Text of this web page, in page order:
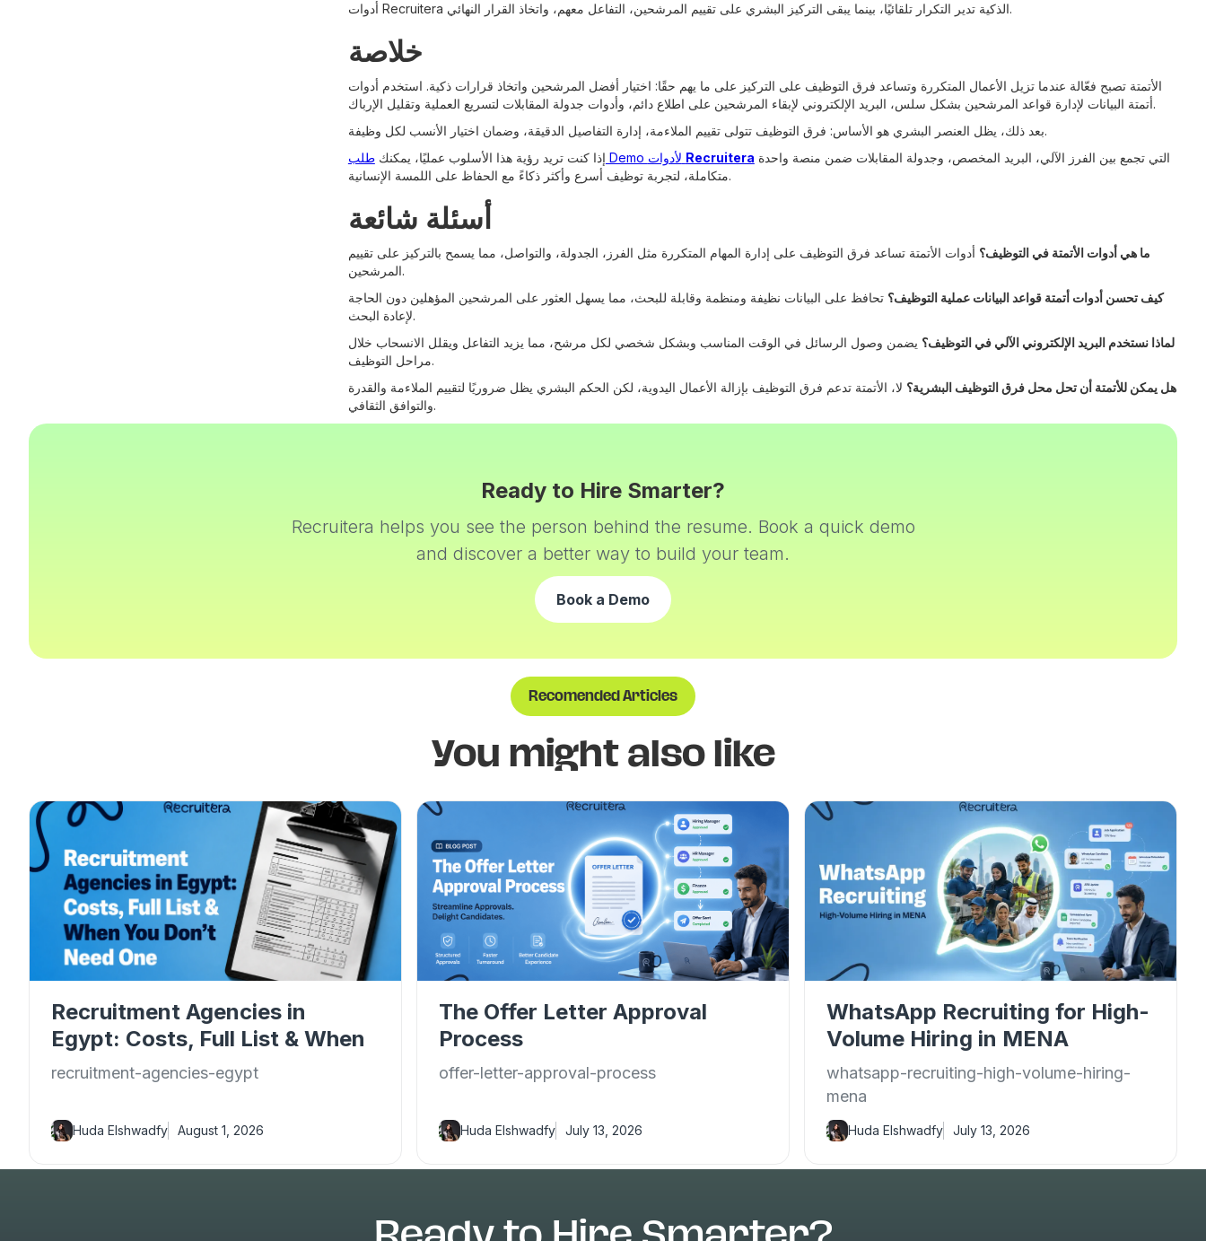
أدوات Recruitera الذكية تدير التكرار تلقائيًا، بينما يبقى التركيز البشري على تقييم المرشحين، التفاعل معهم، واتخاذ القرار النهائي.
خلاصة
الأتمتة تصبح فعّالة عندما تزيل الأعمال المتكررة وتساعد فرق التوظيف على التركيز على ما يهم حقًا: اختيار أفضل المرشحين واتخاذ قرارات ذكية. استخدم أدوات
أتمتة البيانات لإدارة قواعد المرشحين بشكل سلس، البريد الإلكتروني لإبقاء المرشحين على اطلاع دائم، وأدوات جدولة المقابلات لتسريع العملية وتقليل الإرباك.
بعد ذلك، يظل العنصر البشري هو الأساس: فرق التوظيف تتولى تقييم الملاءمة، إدارة التفاصيل الدقيقة، وضمان اختيار الأنسب لكل وظيفة.
إذا كنت تريد رؤية هذا الأسلوب عمليًا، يمكنك
Recruitera
متكاملة، لتجربة توظيف أسرع وأكثر ذكاءً مع الحفاظ على اللمسة الإنسانية.
أسئلة شائعة
ما هي أدوات الأتمتة في التوظيف؟ أدوات الأتمتة تساعد فرق التوظيف على إدارة المهام المتكررة مثل الفرز، الجدولة، والتواصل، مما يسمح بالتركيز على تقييم
المرشحين.
كيف تحسن أدوات أتمتة قواعد البيانات عملية التوظيف؟ تحافظ على البيانات نظيفة ومنظمة وقابلة للبحث، مما يسهل العثور على المرشحين المؤهلين دون الحاجة
لإعادة البحث.
لماذا نستخدم البريد الإلكتروني الآلي في التوظيف؟ يضمن وصول الرسائل في الوقت المناسب وبشكل شخصي لكل مرشح، مما يزيد التفاعل ويقلل الانسحاب خلال
مراحل التوظيف.
هل يمكن للأتمتة أن تحل محل فرق التوظيف البشرية؟ لا، الأتمتة تدعم فرق التوظيف بإزالة الأعمال اليدوية، لكن الحكم البشري يظل ضروريًا لتقييم الملاءمة والقدرة
والتوافق الثقافي.
Ready to Hire Smarter?
Recruitera helps you see the person behind the resume. Book a quick demo
and discover a better way to build your team.
Book a Demo
Recomended Articles
You might also like
Recruitment Agencies in
Egypt: Costs, Full List & When
You Don't Need One
recruitment-agencies-egypt
Huda Elshwadfy August 1, 2026
The Offer Letter Approval
Process
offer-letter-approval-process
Huda Elshwadfy July 13, 2026
WhatsApp Recruiting for High-
Volume Hiring in MENA
whatsapp-recruiting-high-volume-hiring-
mena
Huda Elshwadfy July 13, 2026